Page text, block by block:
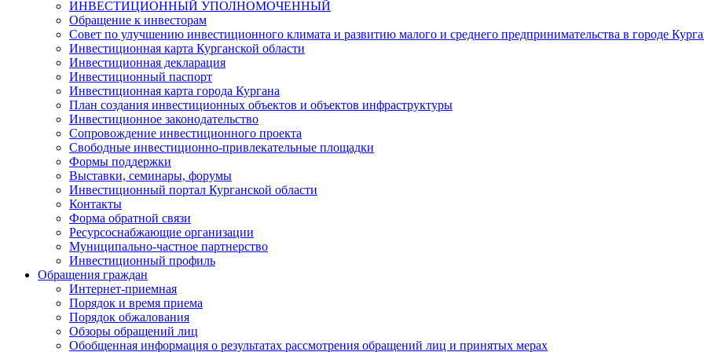
ИНВЕСТИЦИОННЫЙ УПОЛНОМОЧЕННЫЙ
Обращение к инвесторам
Совет по улучшению инвестиционного климата и развитию малого и среднего предпринимательства в городе
Инвестиционная карта Курганской области
Инвестиционная декларация
Инвестиционный паспорт
Инвестиционная карта города Кургана
План создания инвестиционных объектов и объектов инфраструктуры
Инвестиционное законодательство
Сопровождение инвестиционного проекта
Свободные инвестиционно-привлекательные площадки
Формы поддержки
Выставки, семинары, форумы
Инвестиционный портал Курганской области
Контакты
Форма обратной связи
Ресурсоснабжающие организации
Муниципально-частное партнерство
Инвестиционный профиль
Обращения граждан
Интернет-приемная
Порядок и время приема
Порядок обжалования
Обзоры обращений лиц
Обобщенная информация о результатах рассмотрения обращений лиц и принятых мерах